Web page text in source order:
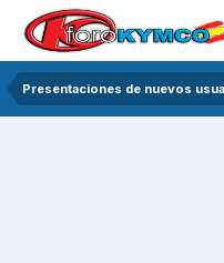
Presentaciones de nuevos